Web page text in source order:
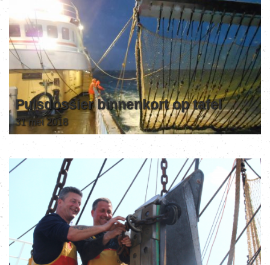
Pulsdossier binnenkort op tafel
31 mei 2018